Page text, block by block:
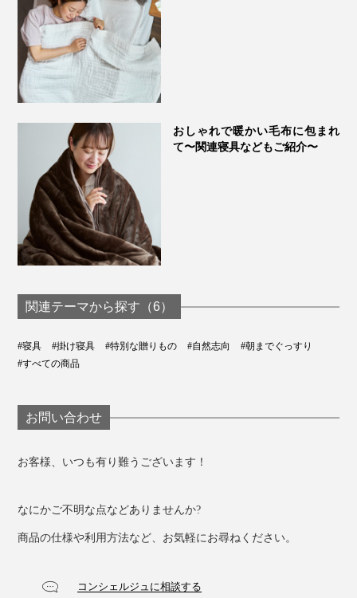
おしゃれで暖かい毛布に包まれ
て〜関連寝具などもご紹介〜
関連テーマから探す（6）
#寝具 #掛け寝具 #特別な贈りもの #自然志向
#朝までぐっすり
#すべての商品
お問い合わせ
お客様、いつも有り難うございます！
なにかご不明な点などありませんか?
商品の仕様や利用方法など、お気軽にお尋ねください。
コンシェルジュに相談する